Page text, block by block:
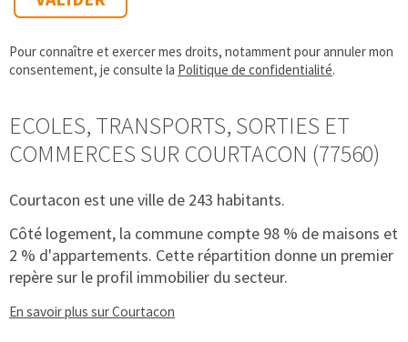
Pour connaître et exercer mes droits, notamment pour annuler mon
consentement, je consulte la Politique de confidentialité.
ECOLES, TRANSPORTS, SORTIES ET
COMMERCES SUR COURTACON (77560)
Courtacon est une ville de 243 habitants.
Côté logement, la commune compte 98 % de maisons et
2 % d'appartements. Cette répartition donne un premier
repère sur le profil immobilier du secteur.
En savoir plus sur Courtacon